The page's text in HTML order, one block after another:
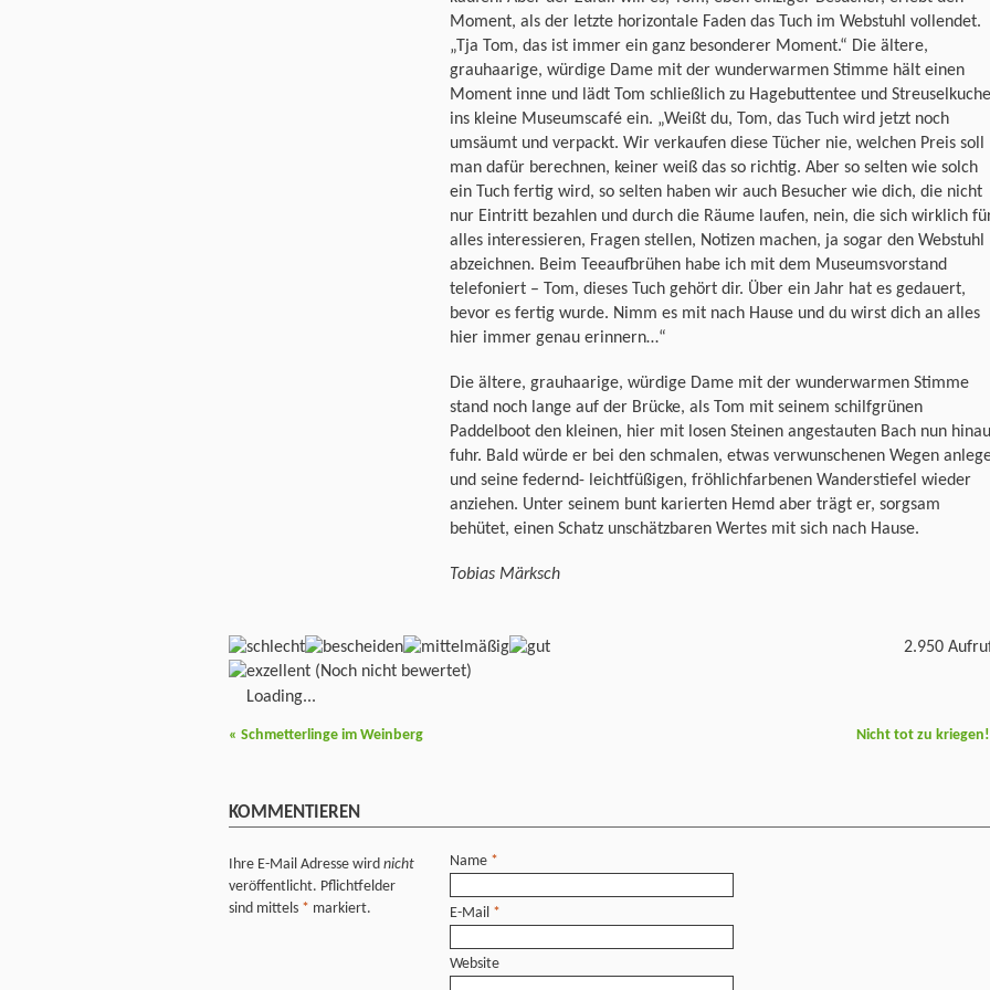
Moment, als der letzte horizontale Faden das Tuch im Webstuhl vollendet.
„Tja Tom, das ist immer ein ganz besonderer Moment.“ Die ältere,
grauhaarige, würdige Dame mit der wunderwarmen Stimme hält einen
Moment inne und lädt Tom schließlich zu Hagebuttentee und
ins kleine Museumscafé ein. „Weißt du, Tom, das Tuch wird jetzt noch
umsäumt und verpackt. Wir verkaufen diese Tücher nie, welchen Preis soll
man dafür berechnen, keiner weiß das so richtig. Aber so selten wie solch
ein Tuch fertig wird, so selten haben wir auch Besucher wie dich, die nicht
nur Eintritt bezahlen und durch die Räume laufen, nein, die sich wirklich
alles interessieren, Fragen stellen, Notizen machen, ja sogar den Webstuhl
abzeichnen. Beim Teeaufbrühen habe ich mit dem Museumsvorstand
telefoniert – Tom, dieses Tuch gehört dir. Über ein Jahr hat es gedauert,
bevor es fertig wurde. Nimm es mit nach Hause und du wirst dich an alles
hier immer genau erinnern…“
Die ältere, grauhaarige, würdige Dame mit der wunderwarmen Stimme
stand noch lange auf der Brücke, als Tom mit seinem schilfgrünen
Paddelboot den kleinen, hier mit losen Steinen angestauten Bach nun
fuhr. Bald würde er bei den schmalen, etwas verwunschenen Wegen
und seine federnd- leichtfüßigen, fröhlichfarbenen Wanderstiefel wieder
anziehen. Unter seinem bunt karierten Hemd aber trägt er, sorgsam
behütet, einen Schatz unschätzbaren Wertes mit sich nach Hause.
Tobias Märksch
(Noch nicht bewertet)
Loading...
2.950
« Schmetterlinge im Weinberg Nicht tot zu kriegen!
KOMMENTIEREN
Ihre E-Mail Adresse wird nicht
veröffentlicht. Pflichtfelder
sind mittels * markiert.
Name *
E-Mail *
Website